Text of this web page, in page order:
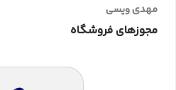
مهدی ویسی
مجوزهای فروشگاه